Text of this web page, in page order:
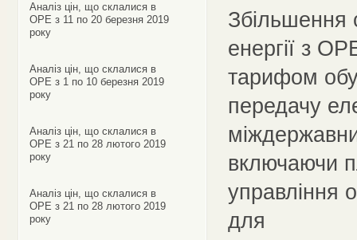
Аналіз цін, що склалися в
ОРЕ з 11 по 20 березня 2019
року
Аналіз цін, що склалися в
ОРЕ з 1 по 10 березня 2019
року
Аналіз цін, що склалися в
ОРЕ з 21 по 28 лютого 2019
року
Аналіз цін, що склалися в
ОРЕ з 21 по 28 лютого 2019
року
Збільшення
енергії з
тарифом
передачу
включаючи
управління
для